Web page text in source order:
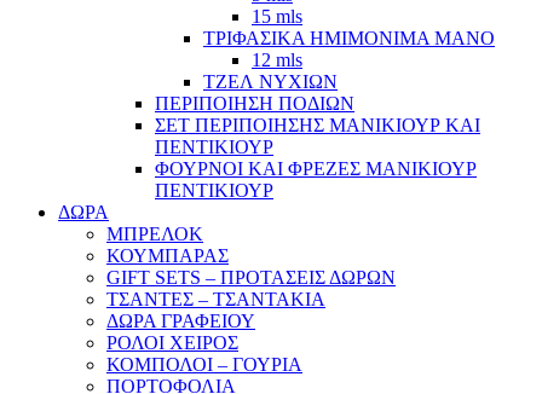
15 mls
ΤΡΙΦΑΣΙΚΑ ΗΜΙΜΟΝΙΜΑ ΜΑΝΟ
12 mls
ΤΖΕΛ ΝΥΧΙΩΝ
ΠΕΡΙΠΟΙΗΣΗ ΠΟΔΙΩΝ
ΣΕΤ ΠΕΡΙΠΟΙΗΣΗΣ ΜΑΝΙΚΙΟΥΡ ΚΑΙ
ΠΕΝΤΙΚΙΟΥΡ
ΦΟΥΡΝΟΙ ΚΑΙ ΦΡΕΖΕΣ ΜΑΝΙΚΙΟΥΡ
ΠΕΝΤΙΚΙΟΥΡ
ΔΩΡΑ
ΜΠΡΕΛΟΚ
ΚΟΥΜΠΑΡΑΣ
GIFT SETS – ΠΡΟΤΑΣΕΙΣ ΔΩΡΩΝ
ΤΣΑΝΤΕΣ – ΤΣΑΝΤΑΚΙΑ
ΔΩΡΑ ΓΡΑΦΕΙΟΥ
ΡΟΛΟΙ ΧΕΙΡΟΣ
ΚΟΜΠΟΛΟΙ – ΓΟΥΡΙΑ
ΠΟΡΤΟΦΟΛΙΑ